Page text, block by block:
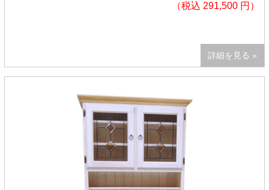
（税込 291,500 円）
詳細を見る »